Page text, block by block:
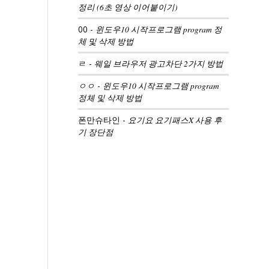
정리 (6초 영상 이어붙이기)
00 - 윈도우10 시작프로그램 program 정
체 및 삭제 방법
ㄹ - 웨일 브라우저 광고차단 2가지 방법
ㅇㅇ - 윈도우10 시작프로그램 program
정체 및 삭제 방법
폰만슈타인 - 요기요 요기패스X 사용 후
기 장단점